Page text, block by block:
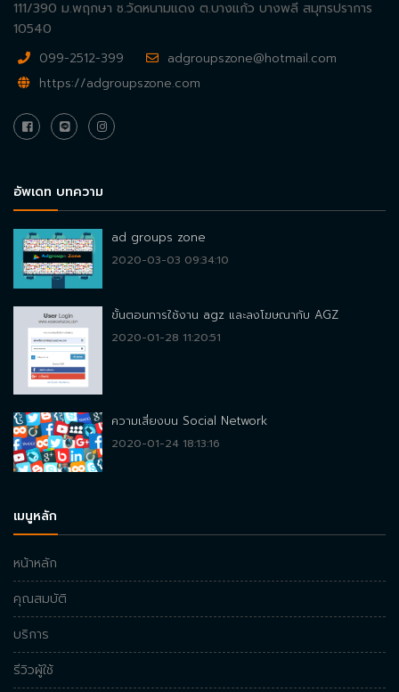
111/390 ม.พฤกษา ซ.วัดหนามแดง ต.บางแก้ว บางพลี สมุทรปราการ
10540
099-2512-399
adgroupszone@hotmail.com
https://adgroupszone.com
อัพเดท บทความ
ad groups zone
2020-03-03 09:34:10
ขั้นตอนการใช้งาน agz และลงโฆษณากับ AGZ
2020-01-28 11:20:51
ความเสี่ยงบน Social Network
2020-01-24 18:13:16
เมนูหลัก
หน้าหลัก
คุณสมบัติ
บริการ
รีวิวผู้ใช้